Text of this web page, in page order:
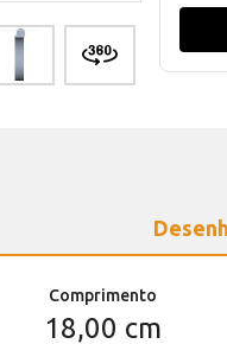
Comprimento
18,00 cm